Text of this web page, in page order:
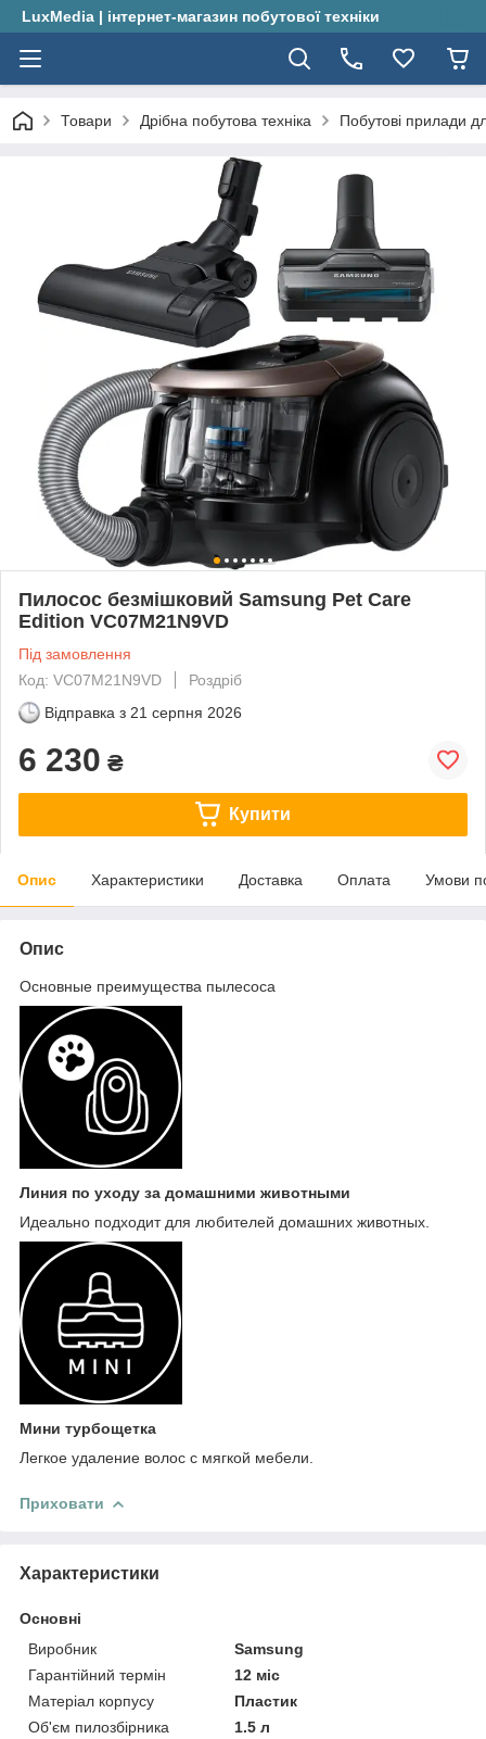
LuxMedia | інтернет-магазин побутової техніки
Товари Дрібна побутова техніка Побутові прилади
Пилосос безмішковий Samsung Pet Care
Edition VC07M21N9VD
Під замовлення
Код: VC07M21N9VD
Роздріб
Відправка з 21 серпня 2026
6 230 ₴
Купити
Опис Характеристики Доставка Оплата Умови
Опис
Основные преимущества пылесоса
Линия по уходу за домашними животными
Идеально подходит для любителей домашних животных.
Мини турбощетка
Легкое удаление волос с мягкой мебели.
Приховати
Характеристики
Основні
Виробник
Samsung
Гарантійний термін
12 міс
Матеріал корпусу
Пластик
Об'єм пилозбірника
1.5 л